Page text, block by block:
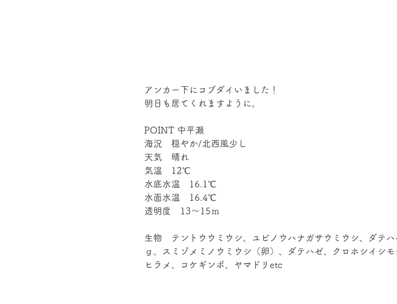
アンカー下にコブダイいました！
明日も居てくれますように。
POINT 中平瀬
海況　穏やか/北西風少し
天気　晴れ
気温　12℃
水底水温　16.1℃
水面水温　16.4℃
透明度　13～15ｍ
生物　テントウウミウシ、ユビノウハナガサウミウシ、ダテ
ｇ、スミゾメミノウミウシ（卵）、ダテハゼ、クロホシイシモ
ヒラメ、コケギンポ、ヤマドリetc